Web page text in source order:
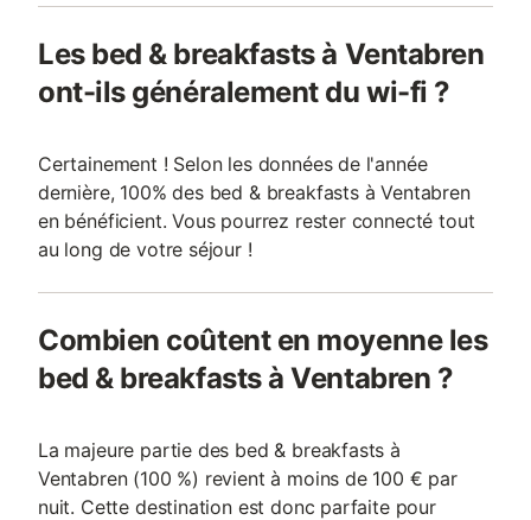
Les bed & breakfasts à Ventabren
ont-ils généralement du wi-fi ?
Certainement ! Selon les données de l'année
dernière, 100% des bed & breakfasts à Ventabren
en bénéficient. Vous pourrez rester connecté tout
au long de votre séjour !
Combien coûtent en moyenne les
bed & breakfasts à Ventabren ?
La majeure partie des bed & breakfasts à
Ventabren (100 %) revient à moins de 100 € par
nuit. Cette destination est donc parfaite pour